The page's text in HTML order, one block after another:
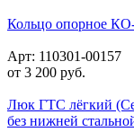
Кольцо опорное
Арт: 110301-00157
от 3 200 руб.
Люк ГТС лёгкий
без нижней